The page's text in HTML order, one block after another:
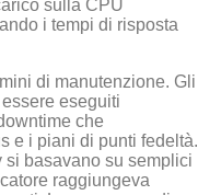
sulla CPU
i tempi di risposta
di manutenzione. Gli
eseguiti
che
e i piani di punti fedeltà.
si basavano su semplici
raggiungeva